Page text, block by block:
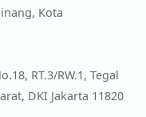
Kota
RT.3/RW.1, Tegal
DKI Jakarta 11820